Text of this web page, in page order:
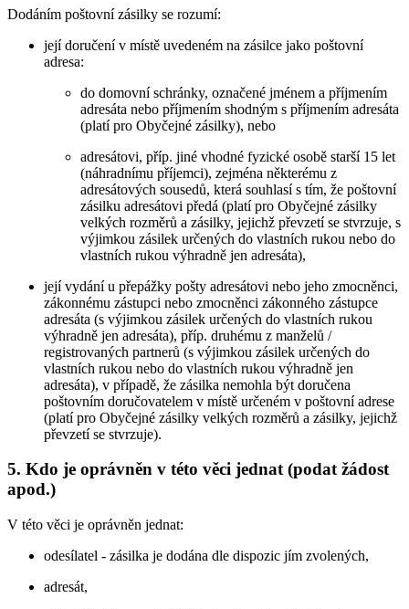
Dodáním poštovní zásilky se rozumí:
její doručení v místě uvedeném na zásilce jako poštovní
adresa:
do domovní schránky, označené jménem a příjmením
adresáta nebo příjmením shodným s příjmením adresáta
(platí pro Obyčejné zásilky), nebo
adresátovi, příp. jiné vhodné fyzické osobě starší 15 let
(náhradnímu příjemci), zejména některému z
adresátových sousedů, která souhlasí s tím, že poštovní
zásilku adresátovi předá (platí pro Obyčejné zásilky
velkých rozměrů a zásilky, jejichž převzetí se stvrzuje, s
výjimkou zásilek určených do vlastních rukou nebo do
vlastních rukou výhradně jen adresáta),
její vydání u přepážky pošty adresátovi nebo jeho zmocněnci,
zákonnému zástupci nebo zmocněnci zákonného zástupce
adresáta (s výjimkou zásilek určených do vlastních rukou
výhradně jen adresáta), příp. druhému z manželů /
registrovaných partnerů (s výjimkou zásilek určených do
vlastních rukou nebo do vlastních rukou výhradně jen
adresáta), v případě, že zásilka nemohla být doručena
poštovním doručovatelem v místě určeném v poštovní adrese
(platí pro Obyčejné zásilky velkých rozměrů a zásilky, jejichž
převzetí se stvrzuje).
5. Kdo je oprávněn v této věci jednat (podat žádost
apod.)
V této věci je oprávněn jednat:
odesílatel - zásilka je dodána dle dispozic jím zvolených,
adresát,